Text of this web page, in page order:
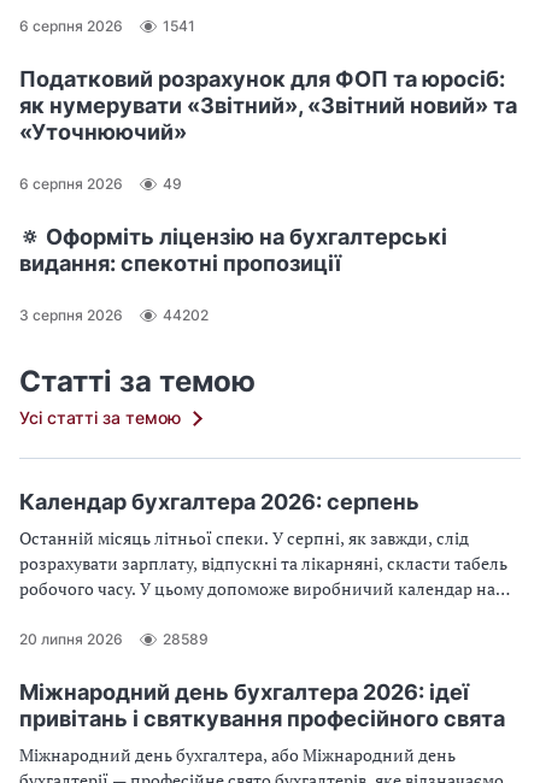
6 серпня 2026 1541
Податковий розрахунок для ФОП та юросіб:
як нумерувати «Звітний», «Звітний новий» та
«Уточнюючий»
6 серпня 2026 49
🔅 Оформіть ліцензію на бухгалтерські
видання: спекотні пропозиції
3 серпня 2026 44202
Статті за темою
Усі статті за темою
Календар бухгалтера 2026: серпень
Останній місяць літньої спеки. У серпні, як завжди, слід
розрахувати зарплату, відпускні та лікарняні, скласти табель
робочого часу. У цьому допоможе виробничий календар на
серпень 2026. Вчасно подати податкову, фінансову та
на серпень 2026
20 липня 2026 28589
Міжнародний день бухгалтера 2026: ідеї
привітань і святкування професійного свята
Міжнародний день бухгалтера, або Міжнародний день